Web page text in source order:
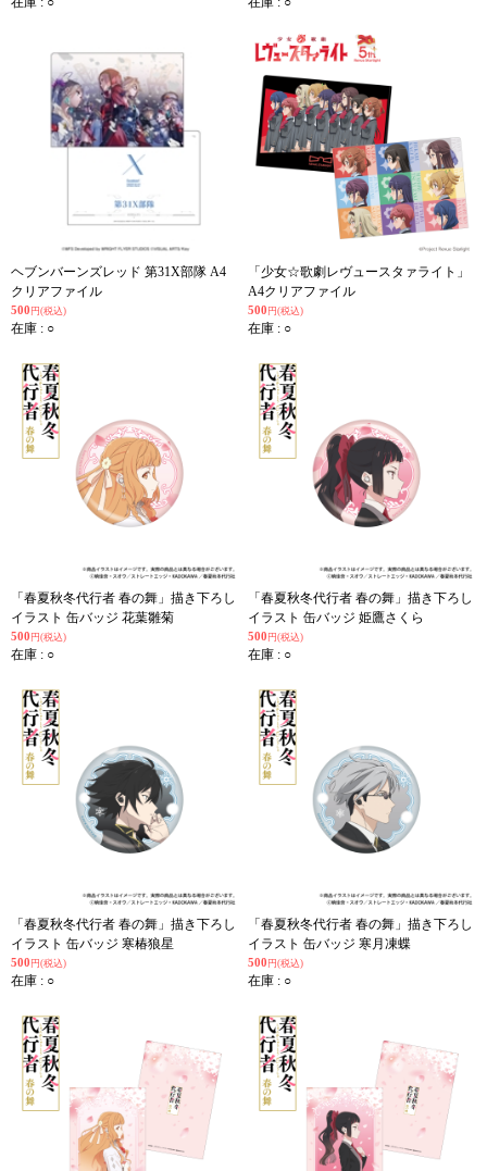
ヘブンバーンズレッド 第31X部隊 A4
クリアファイル
500 円(税込)
在庫 : ○
「少女☆歌劇レヴュースタァライト」
A4クリアファイル
500 円(税込)
在庫 : ○
「春夏秋冬代行者 春の舞」描き下ろし
イラスト 缶バッジ 花葉雛菊
500 円(税込)
在庫 : ○
「春夏秋冬代行者 春の舞」描き下ろし
イラスト 缶バッジ 姫鷹さくら
500 円(税込)
在庫 : ○
「春夏秋冬代行者 春の舞」描き下ろし
イラスト 缶バッジ 寒椿狼星
500 円(税込)
在庫 : ○
「春夏秋冬代行者 春の舞」描き下ろし
イラスト 缶バッジ 寒月凍蝶
500 円(税込)
在庫 : ○